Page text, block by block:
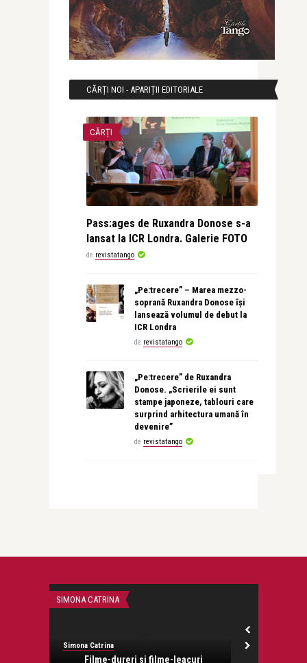
CĂRȚI NOI - APARIȚII EDITORIALE
CĂRȚI
Pass:ages de Ruxandra Donose s-a
lansat la ICR Londra. Galerie FOTO
de revistatango
„Pe:trecere” – Marea mezzo-
soprană Ruxandra Donose își
lansează volumul de debut la
ICR Londra
de revistatango
„Pe:trecere” de Ruxandra
Donose. „Scrierile ei sunt
stampe japoneze, tablouri care
surprind arhitectura umană în
devenire”
de revistatango
SIMONA CATRINA
Simona Catrina
Filme-dureri si filme-leacuri